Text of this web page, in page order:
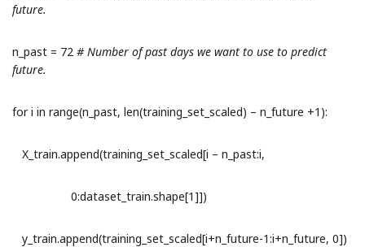
future.
n_past = 72 # Number of past days we want to use to predict
future.
for i in range(n_past, len(training_set_scaled) – n_future +1):
X_train.append(training_set_scaled[i – n_past:i,
0:dataset_train.shape[1]])
y_train.append(training_set_scaled[i+n_future-1:i+n_future, 0])